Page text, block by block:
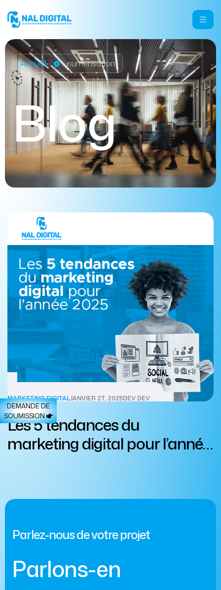
Accueil numerisation
Blog
MARKETING DIGITALJANVIER 27, 2025DEV DEV
Les 5 tendances du
marketing digital pour l’année
Parlez-nous de votre projet
Parlons-en
DEMANDE DE
SOUMISSION